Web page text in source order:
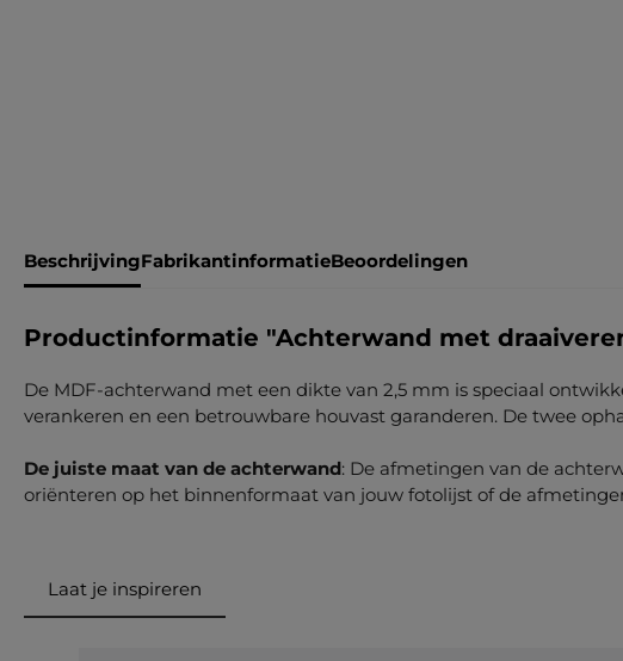
BeschrijvingFabrikantinformatieBeoordelingen
Productinformatie "Achterwand met
De MDF-achterwand met een dikte van 2,5 mm is speciaal
verankeren en een betrouwbare houvast garanderen. De twee
De juiste maat van de achterwand: De afmetingen van de
oriënteren op het binnenformaat van jouw fotolijst of de
Laat je inspireren